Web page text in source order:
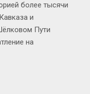
более тысячи
и
Пути
на